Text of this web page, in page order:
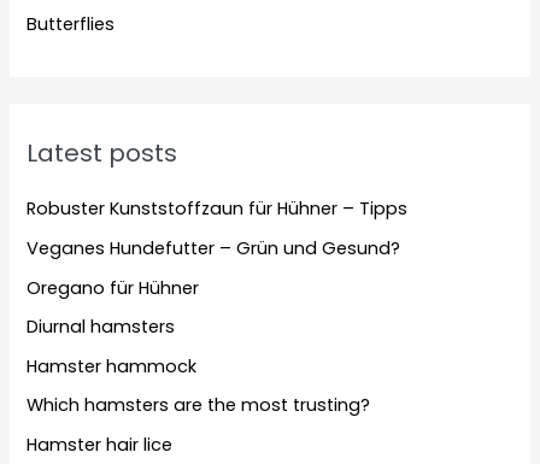
Butterflies
Latest posts
Robuster Kunststoffzaun für Hühner – Tipps
Veganes Hundefutter – Grün und Gesund?
Oregano für Hühner
Diurnal hamsters
Hamster hammock
Which hamsters are the most trusting?
Hamster hair lice